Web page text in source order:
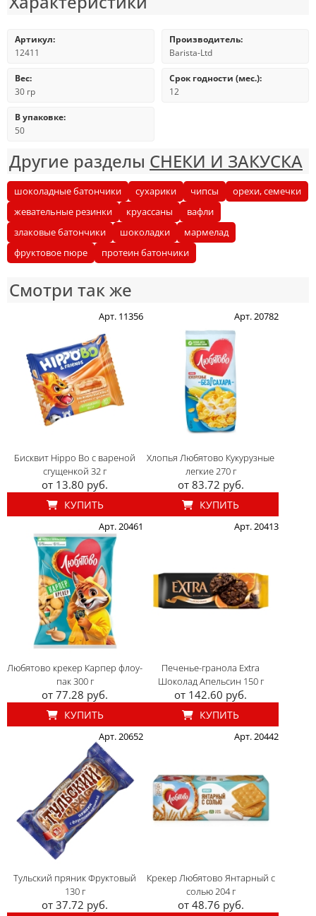
Артикул:
12411
Производитель:
Barista-Ltd
Вес:
30 гр
Срок годности (мес.):
12
В упаковке:
50
Другие разделы СНЕКИ И ЗАКУСКА
шоколадные батончики сухарики чипсы
орехи, семечки
жевательные резинки
круассаны
вафли
злаковые батончики
шоколадки
мармелад
фруктовое пюре
протеин батончики
Смотри так же
Арт. 11356
Бисквит Hippo Bo с вареной
сгущенкой 32 г
от 13.80 руб.
КУПИТЬ
Арт. 20782
Хлопья Любятово Кукурузные
легкие 270 г
от 83.72 руб.
КУПИТЬ
Арт. 20461
Любятово крекер Карпер флоу-
пак 300 г
от 77.28 руб.
КУПИТЬ
Арт. 20413
Печенье-гранола Extra
Шоколад Апельсин 150 г
от 142.60 руб.
КУПИТЬ
Арт. 20652
Тульский пряник Фруктовый
130 г
от 37.72 руб.
Арт. 20442
Крекер Любятово Янтарный с
солью 204 г
от 48.76 руб.